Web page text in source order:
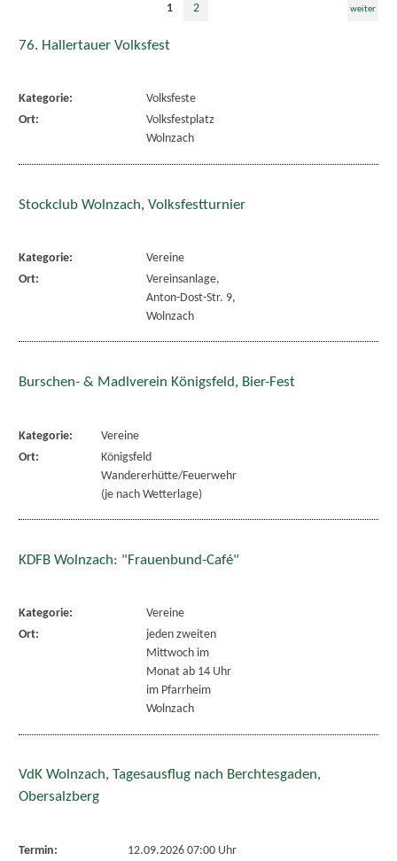
1 2 weiter
76. Hallertauer Volksfest
Kategorie:
Volksfeste
Ort:
Volksfestplatz
Wolnzach
Stockclub Wolnzach, Volksfestturnier
Kategorie:
Vereine
Ort:
Vereinsanlage,
Anton-Dost-Str. 9,
Wolnzach
Burschen- & Madlverein Königsfeld, Bier-Fest
Kategorie:
Vereine
Ort:
Königsfeld
Wandererhütte/Feuerwehr
(je nach Wetterlage)
KDFB Wolnzach: "Frauenbund-Café"
Kategorie:
Vereine
Ort:
jeden zweiten
Mittwoch im
Monat ab 14 Uhr
im Pfarrheim
Wolnzach
VdK Wolnzach, Tagesausflug nach Berchtesgaden,
Obersalzberg
Termin:
12.09.2026 07:00 Uhr